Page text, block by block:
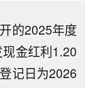
的2025年度
金红利1.20
记日为2026